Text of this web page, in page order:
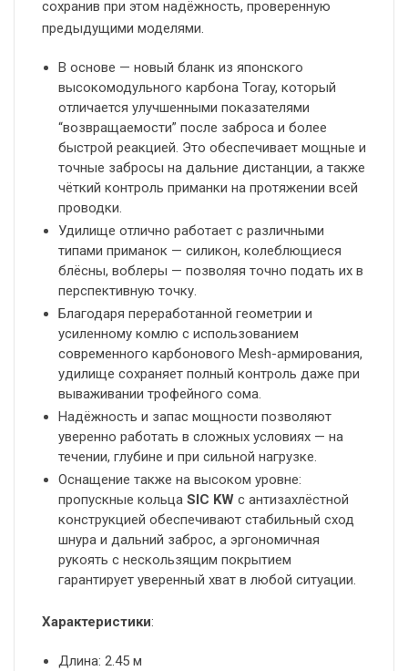
сохранив при этом надёжность, проверенную
предыдущими моделями.
В основе — новый бланк из японского
высокомодульного карбона Toray, который
отличается улучшенными показателями
“возвращаемости” после заброса и более
быстрой реакцией. Это обеспечивает мощные и
точные забросы на дальние дистанции, а также
чёткий контроль приманки на протяжении всей
проводки.
Удилище отлично работает с различными
типами приманок — силикон, колеблющиеся
блёсны, воблеры — позволяя точно подать их в
перспективную точку.
Благодаря переработанной геометрии и
усиленному комлю с использованием
современного карбонового Mesh-армирования,
удилище сохраняет полный контроль даже при
вываживании трофейного сома.
Надёжность и запас мощности позволяют
уверенно работать в сложных условиях — на
течении, глубине и при сильной нагрузке.
Оснащение также на высоком уровне:
пропускные кольца SIC KW с антизахлёстной
конструкцией обеспечивают стабильный сход
шнура и дальний заброс, а эргономичная
рукоять с нескользящим покрытием
гарантирует уверенный хват в любой ситуации.
Характеристики:
Длина: 2.45 м